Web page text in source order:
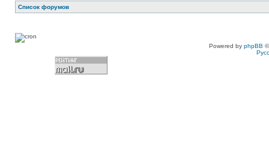
Список форумов
Powered by phpBB